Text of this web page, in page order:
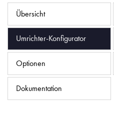
Übersicht
Umrichter-Konfigurator
Optionen
Dokumentation